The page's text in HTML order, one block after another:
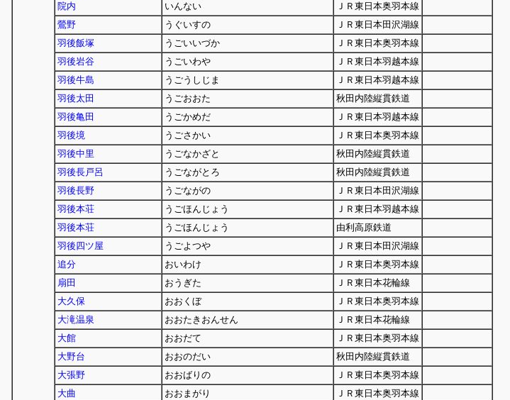
院内
いんない
ＪＲ東日本奥羽本線
鶯野
うぐいすの
ＪＲ東日本田沢湖線
羽後飯塚
うごいいづか
ＪＲ東日本奥羽本線
羽後岩谷
うごいわや
ＪＲ東日本羽越本線
羽後牛島
うごうしじま
ＪＲ東日本羽越本線
羽後太田
うごおおた
秋田内陸縦貫鉄道
羽後亀田
うごかめだ
ＪＲ東日本羽越本線
羽後境
うごさかい
ＪＲ東日本奥羽本線
羽後中里
うごなかざと
秋田内陸縦貫鉄道
羽後長戸呂
うごながとろ
秋田内陸縦貫鉄道
羽後長野
うごながの
ＪＲ東日本田沢湖線
羽後本荘
うごほんじょう
ＪＲ東日本羽越本線
羽後本荘
うごほんじょう
由利高原鉄道
羽後四ツ屋
うごよつや
ＪＲ東日本田沢湖線
追分
おいわけ
ＪＲ東日本奥羽本線
扇田
おうぎた
ＪＲ東日本花輪線
大久保
おおくぼ
ＪＲ東日本奥羽本線
大滝温泉
おおたきおんせん
ＪＲ東日本花輪線
大館
おおだて
ＪＲ東日本奥羽本線
大野台
おおのだい
秋田内陸縦貫鉄道
大張野
おおばりの
ＪＲ東日本奥羽本線
大曲
おおまがり
ＪＲ東日本奥羽本線